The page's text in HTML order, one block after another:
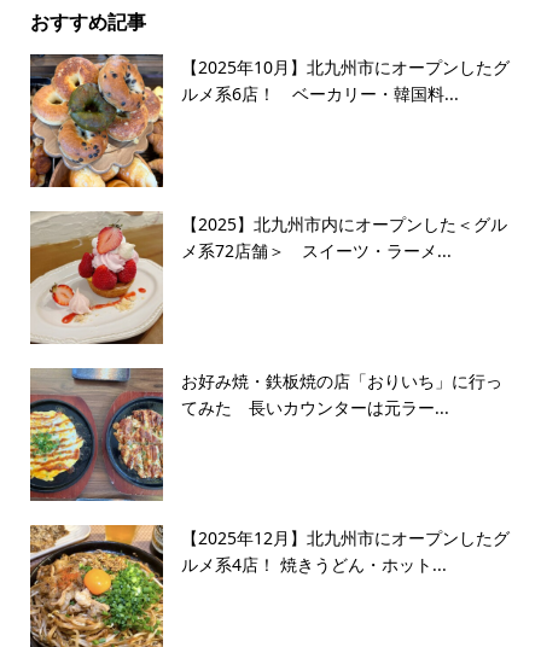
おすすめ記事
【2025年10月】北九州市にオープンしたグ
ルメ系6店！ ベーカリー・韓国料...
【2025】北九州市内にオープンした＜グル
メ系72店舗＞ スイーツ・ラーメ...
お好み焼・鉄板焼の店「おりいち」に行っ
てみた 長いカウンターは元ラー...
【2025年12月】北九州市にオープンしたグ
ルメ系4店！ 焼きうどん・ホット...